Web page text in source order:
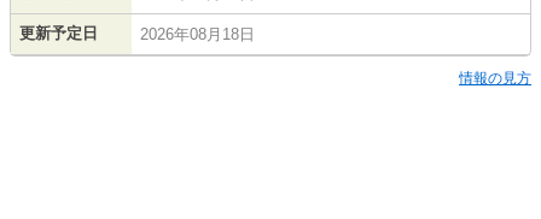
更新予定日 2026年08月18日
情報の見方